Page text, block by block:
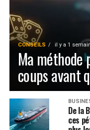
CONSEILS il y a 1
Ma
coups avant
De la
ces